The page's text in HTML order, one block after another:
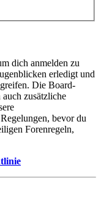
dich anmelden zu
erledigt und
Die Board-
zusätzliche
bevor du
Forenregeln,